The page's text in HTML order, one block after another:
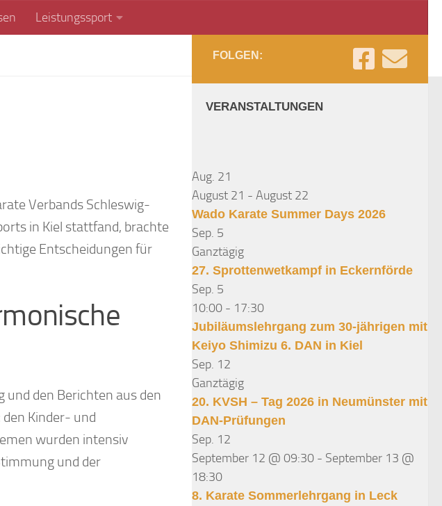
Leistungssport
Verbands Schleswig-
in Kiel stattfand, brachte
Entscheidungen für
und den Berichten aus den
Kinder- und
wurden intensiv
und der
FOLGEN:
VERANSTALTUNGEN
Aug. 21
August 21 - August 22
Wado Karate Summer Days 2026
Sep. 5
Ganztägig
27. Sprottenwetkampf in Eckernförde
Sep. 5
10:00 - 17:30
Jubiläumslehrgang zum 30-jährigen mit
Keiyo Shimizu 6. DAN in Kiel
Sep. 12
Ganztägig
20. KVSH – Tag 2026 in Neumünster mit
DAN-Prüfungen
Sep. 12
September 12 @ 09:30 - September 13 @
18:30
8. Karate Sommerlehrgang in Leck